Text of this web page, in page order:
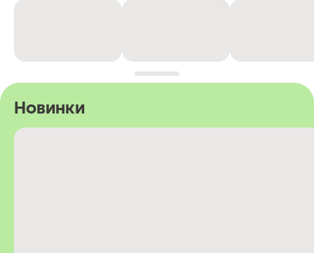
Новинки